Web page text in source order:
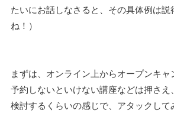
たいにお話しなさると、その具体例は説
ね！）
まずは、オンライン上からオープンキャ
予約しないといけない講座などは押さえ
検討するくらいの感じで、アタックして